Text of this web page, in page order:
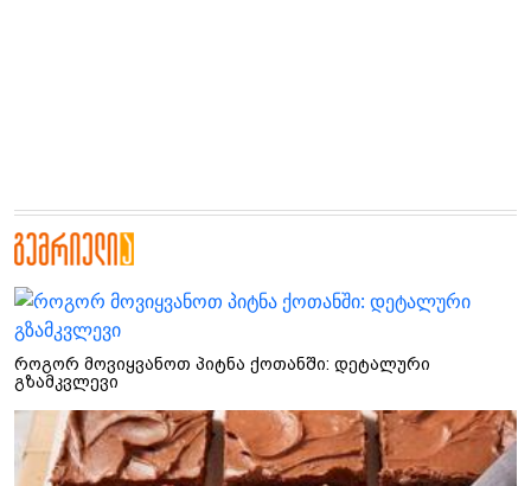
როგორ მოვიყვანოთ პიტნა ქოთანში: დეტალური
გზამკვლევი